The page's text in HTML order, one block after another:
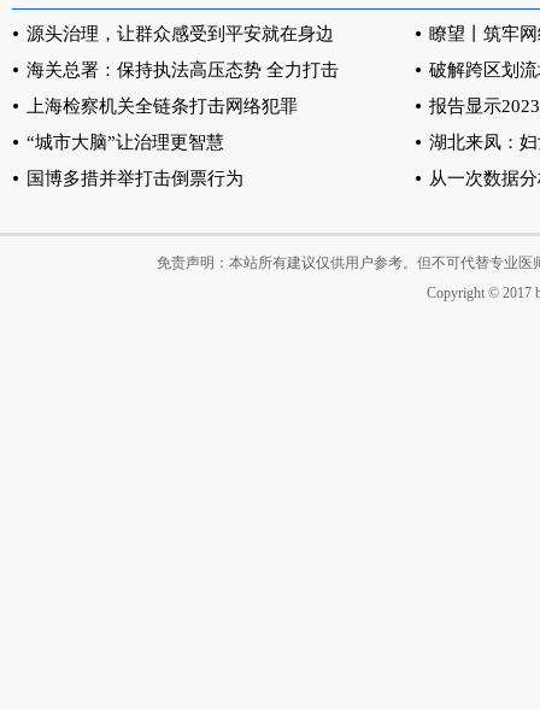
源头治理，让群众感受到平安就在身边
瞭望丨筑牢
海关总署：保持执法高压态势 全力打击
破解跨区划
上海检察机关全链条打击网络犯罪
报告显示
“城市大脑”让治理更智慧
湖北来凤：
国博多措并举打击倒票行为
从一次数据
免责声明：本站所有建议仅供用户参考。但不可代替专业
Copyright © 2017